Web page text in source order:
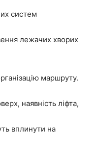
систем
лежачих хворих
маршруту.
наявність ліфта,
вплинути на